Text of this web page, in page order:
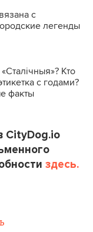
с
легенды
Кто
с годами?
факты
CityDog.io
здесь.